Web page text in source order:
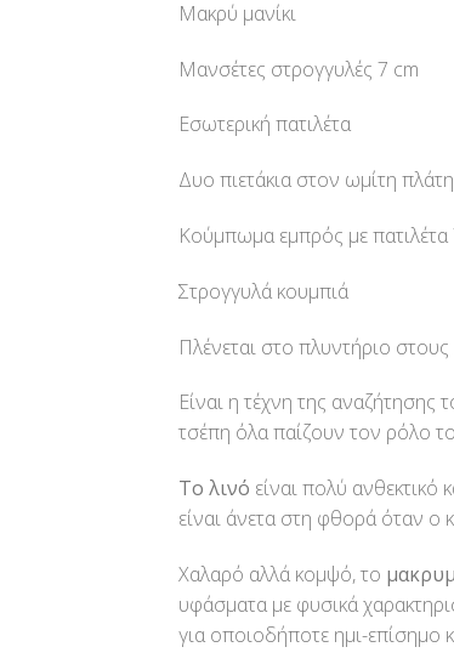
Μακρύ μανίκι
Μανσέτες στρογγυλές 7 cm
Εσωτερική πατιλέτα
Δυο πιετάκια στον ωμίτη
Κούμπωμα εμπρός με
Στρογγυλά κουμπιά
Πλένεται στο πλυντήριο
Είναι η τέχνη της αναζήτησης
τσέπη όλα παίζουν τον ρόλο
Το λινό είναι πολύ
είναι άνετα στη φθορά όταν ο
Χαλαρό αλλά κομψό, το
υφάσματα με φυσικά
για οποιοδήποτε ημι-επίσημο